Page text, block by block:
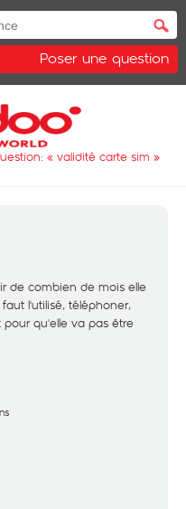
Poser une question
« validité carte sim »
de combien de mois elle
l'utilisé, téléphoner,
qu'elle va pas être